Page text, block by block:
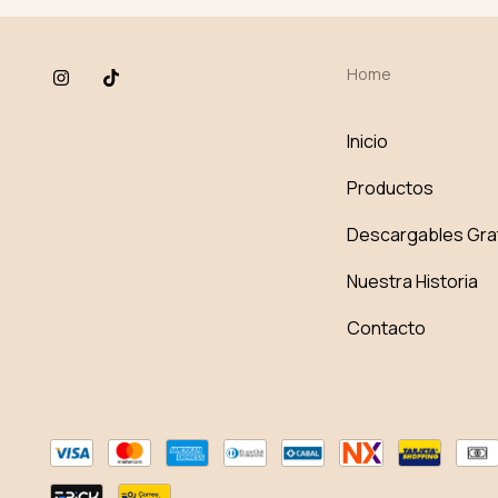
Home
Inicio
Productos
Descargables
Nuestra Historia
Contacto